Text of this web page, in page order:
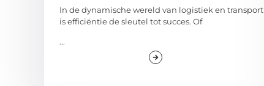
In de dynamische wereld van logistiek en transport
is efficiëntie de sleutel tot succes. Of
...